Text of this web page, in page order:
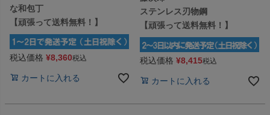
な和包丁
【頑張って送料無料！】
税込価格 ¥8,360税込
カートに入れる
ステンレス刃物鋼
【頑張って送料無料！】
税込価格 ¥8,415税込
カートに入れる